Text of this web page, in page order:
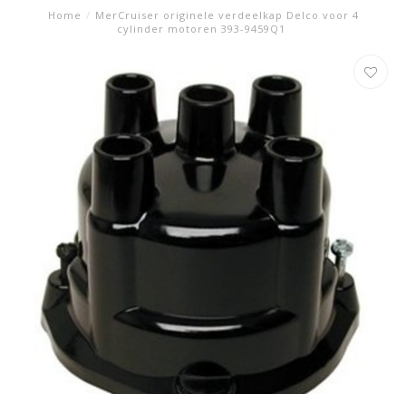
Home / MerCruiser originele verdeelkap Delco voor 4
cylinder motoren 393-9459Q1